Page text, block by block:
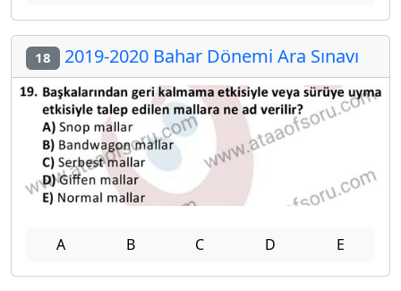
18 2019-2020 Bahar Dönemi Ara Sınavı
A B C D E